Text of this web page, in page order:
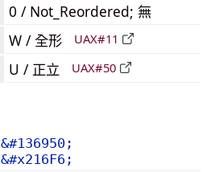
0 / Not_Reordered; 無
W / 全形 UAX#11
U / 正立 UAX#50
&#136950;
&#x216F6;